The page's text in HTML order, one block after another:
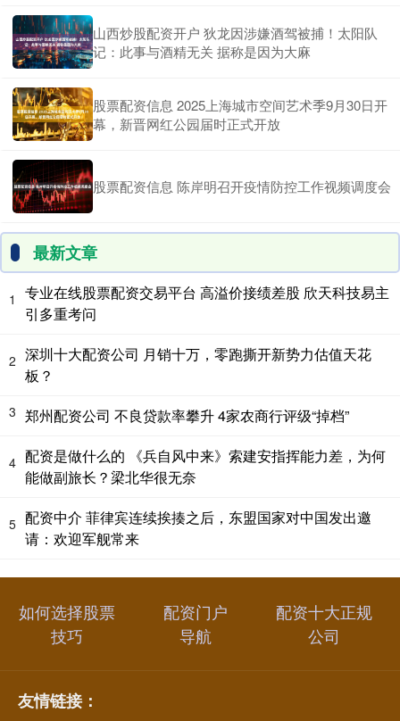
山西炒股配资开户 狄龙因涉嫌酒驾被捕！太阳队
记：此事与酒精无关 据称是因为大麻
股票配资信息 2025上海城市空间艺术季9月30日开
幕，新晋网红公园届时正式开放
股票配资信息 陈岸明召开疫情防控工作视频调度会
最新文章
1
专业在线股票配资交易平台 高溢价接绩差股 欣天科技易主
引多重考问
2 深圳十大配资公司 月销十万，零跑撕开新势力估值天花
板？
3 郑州配资公司 不良贷款率攀升 4家农商行评级“掉档”
4 配资是做什么的 《兵自风中来》索建安指挥能力差，为何
能做副旅长？梁北华很无奈
5 配资中介 菲律宾连续挨揍之后，东盟国家对中国发出邀
请：欢迎军舰常来
如何选择股票
技巧
配资门户
导航
配资十大正规
公司
友情链接：